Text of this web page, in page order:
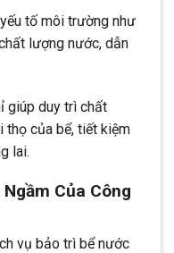
tố môi trường như
lượng nước, dẫn
giúp duy trì chất
thọ của bể, tiết kiệm
lai.
Của Công
vụ bảo trì bể nước